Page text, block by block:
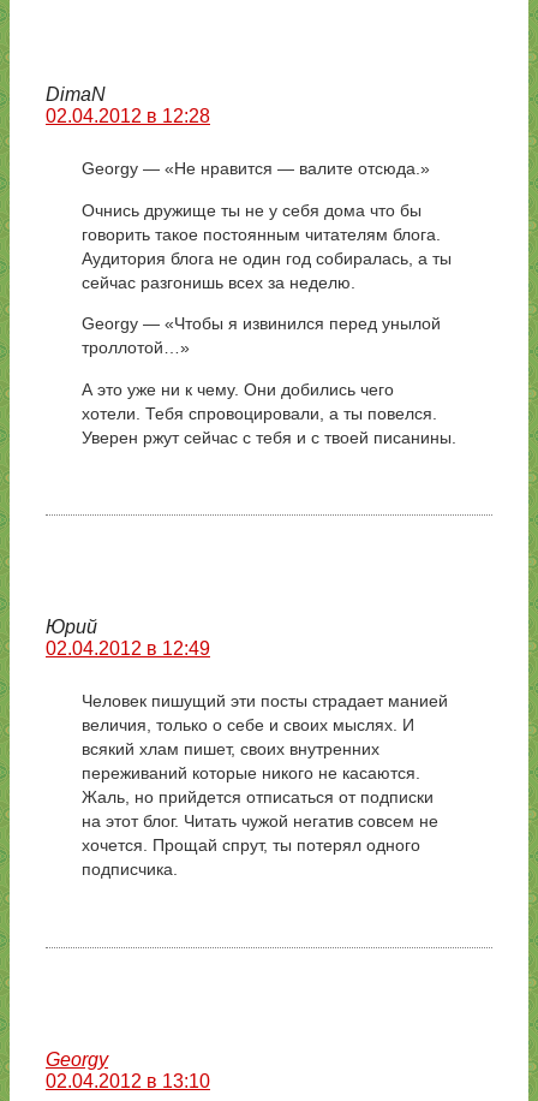
DimaN
02.04.2012 в 12:28
Georgy — «Не нравится — валите отсюда.»
Очнись дружище ты не у себя дома что бы
говорить такое постоянным читателям блога.
Аудитория блога не один год собиралась, а ты
сейчас разгонишь всех за неделю.
Georgy — «Чтобы я извинился перед унылой
троллотой…»
А это уже ни к чему. Они добились чего
хотели. Тебя спровоцировали, а ты повелся.
Уверен ржут сейчас с тебя и с твоей писанины.
Юрий
02.04.2012 в 12:49
Человек пишущий эти посты страдает манией
величия, только о себе и своих мыслях. И
всякий хлам пишет, своих внутренних
переживаний которые никого не касаются.
Жаль, но прийдется отписаться от подписки
на этот блог. Читать чужой негатив совсем не
хочется. Прощай спрут, ты потерял одного
подписчика.
Georgy
02.04.2012 в 13:10